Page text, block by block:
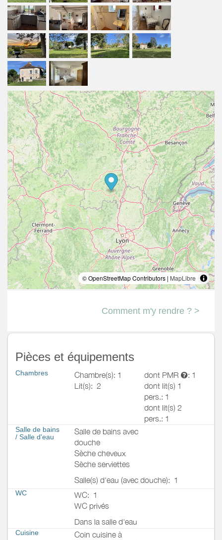
© OpenStreetMap Contributors | MapLibre
Comment m'y rendre ? >
Pièces et équipements
Chambres Chambre(s): 1 dont PMR
: 1
Lit(s): 2
dont lit(s) 1
pers.: 1
dont lit(s) 2
pers.: 1
Salle de bains
/ Salle d'eau
Salle de bains avec
douche
Sèche cheveux
Sèche serviettes
Salle(s) d'eau (avec douche): 1
WC WC: 1
WC privés
Dans la salle d'eau
Cuisine
Coin cuisine à